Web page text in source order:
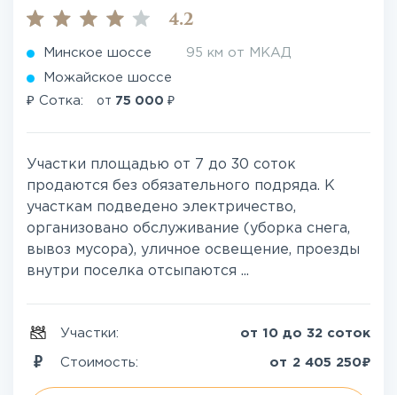
4.2
Минское шоссе 95 км от МКАД
Можайское шоссе
₽ Сотка: от 75 000 ₽
Участки площадью от 7 до 30 соток
продаются без обязательного подряда. К
участкам подведено электричество,
организовано обслуживание (уборка снега,
вывоз мусора), уличное освещение, проезды
внутри поселка отсыпаются ...
Участки: от 10 до 32 соток
Стоимость: от 2 405 250₽